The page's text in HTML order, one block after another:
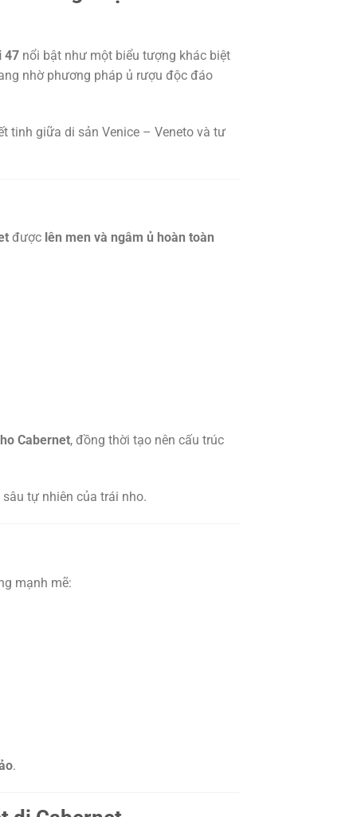
47 nổi bật như một biểu tượng khác biệt
nhờ phương pháp ủ rượu độc đáo
tinh giữa di sản Venice – Veneto và tư
được lên men và ngâm ủ hoàn toàn
Cabernet, đồng thời tạo nên cấu trúc
tự nhiên của trái nho.
mạnh mẽ:
.